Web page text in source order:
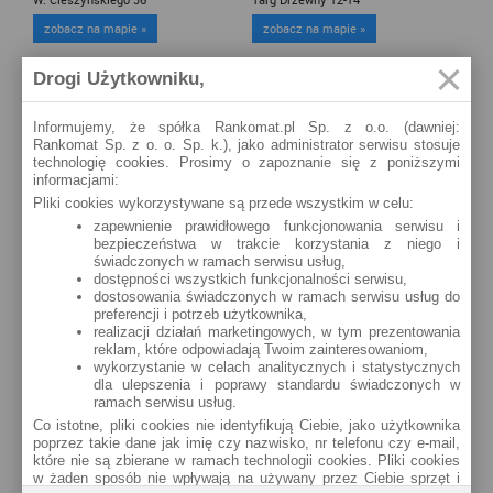
zobacz na mapie »
zobacz na mapie »
Gdańsk
Kołobrzeska 32
Gdańsk
Franciszka Rakoczego 17
zobacz na mapie »
Gdańsk
Jana Uphagena 27
zobacz na mapie »
Ogarna 116
zobacz na mapie »
Gdańsk
Milskiego 1
zobacz na mapie »
Elżbietańska 4/8
zobacz na mapie »
Gdańsk
Dmowskiego 2
zobacz na mapie »
Czyżewskiego 38
zobacz na mapie »
Drogi Użytkowniku,
Informujemy, że spółka Rankomat.pl Sp. z o.o. (dawniej:
Rankomat Sp. z o. o. Sp. k.), jako administrator serwisu stosuje
technologię cookies. Prosimy o zapoznanie się z poniższymi
informacjami:
Pliki cookies wykorzystywane są przede wszystkim w celu:
zapewnienie prawidłowego funkcjonowania serwisu i
bezpieczeństwa w trakcie korzystania z niego i
świadczonych w ramach serwisu usług,
dostępności wszystkich funkcjonalności serwisu,
dostosowania świadczonych w ramach serwisu usług do
preferencji i potrzeb użytkownika,
realizacji działań marketingowych, w tym prezentowania
reklam, które odpowiadają Twoim zainteresowaniom,
wykorzystanie w celach analitycznych i statystycznych
dla ulepszenia i poprawy standardu świadczonych w
ramach serwisu usług.
Co istotne, pliki cookies nie identyfikują Ciebie, jako użytkownika
poprzez takie dane jak imię czy nazwisko, nr telefonu czy e-mail,
które nie są zbierane w ramach technologii cookies. Pliki cookies
w żaden sposób nie wpływają na używany przez Ciebie sprzęt i